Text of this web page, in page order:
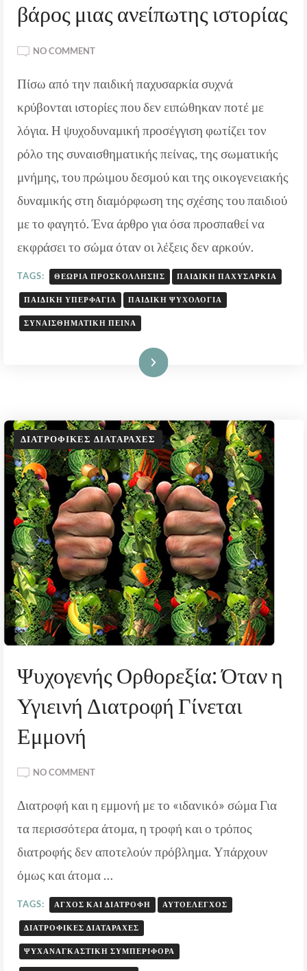
βάρος μιας ανείπωτης ιστορίας
NO COMMENTON
ΠΑΧΥΣΑΡΚΊΑ:
ΒΆΡΟΣ
ΜΙΑΣ
ΑΝΕΊΠΩΤΗΣ
ΙΣΤΟΡΊΑΣ
Πίσω από την παιδική παχυσαρκία συχνά
κρύβονται ιστορίες που δεν ειπώθηκαν ποτέ με
λόγια. Η ψυχοδυναμική προσέγγιση φωτίζει τον
ρόλο της συναισθηματικής πείνας, της σωματικής
μνήμης, του πρώιμου δεσμού και της οικογενειακής
δυναμικής στη διαμόρφωση της σχέσης του παιδιού
με το φαγητό. Ένα άρθρο για όσα προσπαθεί να
εκφράσει το σώμα όταν οι λέξεις δεν αρκούν.
TAGS: ΘΕΩΡΊΑ ΠΡΟΣΚΌΛΛΗΣΗΣ ΠΑΙΔΙΚΉ ΠΑΧΥΣΑΡΚΊΑ
ΠΑΙΔΙΚΉ ΥΠΕΡΦΑΓΊΑ ΠΑΙΔΙΚΉ ΨΥΧΟΛΟΓΊΑ
ΣΥΝΑΙΣΘΗΜΑΤΙΚΉ ΠΕΊΝΑ
Διαβάστε Περισσότερα
ΔΙΑΤΡΟΦΙΚΈΣ ΔΙΑΤΑΡΑΧΈΣ
Ψυχογενής Ορθορεξία: Όταν η
Υγιεινή Διατροφή Γίνεται
Εμμονή
NO COMMENTON
ΟΡΘΟΡΕΞΊΑ:
Η
ΥΓΙΕΙΝΉ
ΓΊΝΕΤΑΙ
Διατροφή και η εμμονή με το «ιδανικό» σώμα Για
τα περισσότερα άτομα, η τροφή και ο τρόπος
διατροφής δεν αποτελούν πρόβλημα. Υπάρχουν
όμως και άτομα …
TAGS: ΆΓΧΟΣ ΚΑΙ ΔΙΑΤΡΟΦΉ ΑΥΤΟΈΛΕΓΧΟΣ
ΔΙΑΤΡΟΦΙΚΈΣ ΔΙΑΤΑΡΑΧΈΣ
ΨΥΧΑΝΑΓΚΑΣΤΙΚΉ ΣΥΜΠΕΡΙΦΟΡΆ